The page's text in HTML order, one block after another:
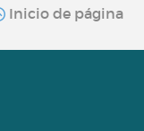
Inicio de página